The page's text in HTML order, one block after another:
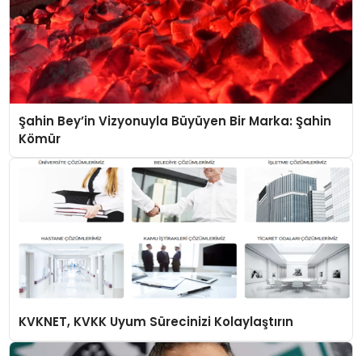
Şahin Bey’in Vizyonuyla Büyüyen Bir Marka: Şahin
Kömür
KVKNET, KVKK Uyum Sürecinizi Kolaylaştırın